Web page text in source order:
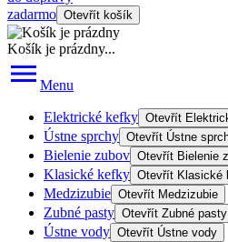
zadarmo Otevřít košík
Košík je prázdny...
Menu
Elektrické kefky Otevřít
Ústne sprchy Otevřít Ústne
Bielenie zubov Otevřít Bielenie
Klasické kefky Otevřít Klasické
Medzizubie Otevřít Medzizubie
Zubné pasty Otevřít Zubné pasty
Ústne vody Otevřít Ústne vody